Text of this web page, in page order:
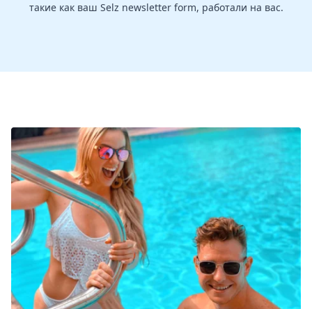
такие как ваш Selz newsletter form, работали на вас.